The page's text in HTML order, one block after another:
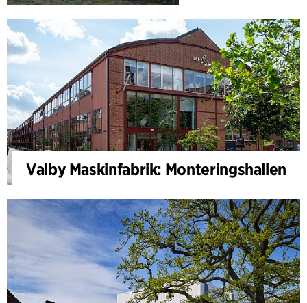
Valby Maskinfabrik: Monteringshallen